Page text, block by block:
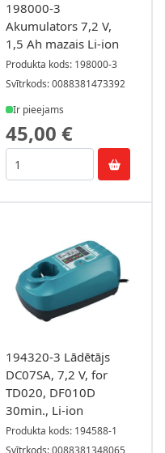
198000-3
Akumulators 7,2 V,
1,5 Ah mazais Li-ion
Produkta kods: 198000-3
Svītrkods: 0088381473392
Ir pieejams
45,00 €
194320-3 Lādētājs
DC07SA, 7,2 V, for
TD020, DF010D
30min., Li-ion
Produkta kods: 194588-1
Svītrkods: 0088381348065